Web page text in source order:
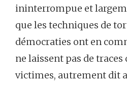
ininterrompue et
que les techniques de
démocraties ont en
ne laissent pas de traces
victimes, autrement dit